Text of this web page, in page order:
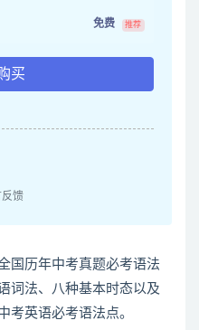
免费 推荐
买
反馈
国历年中考真题必考语法
词法、八种基本时态以及
考英语必考语法点。